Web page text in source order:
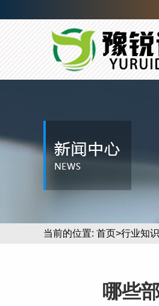
当前的位置: 首页>行业知识
哪些